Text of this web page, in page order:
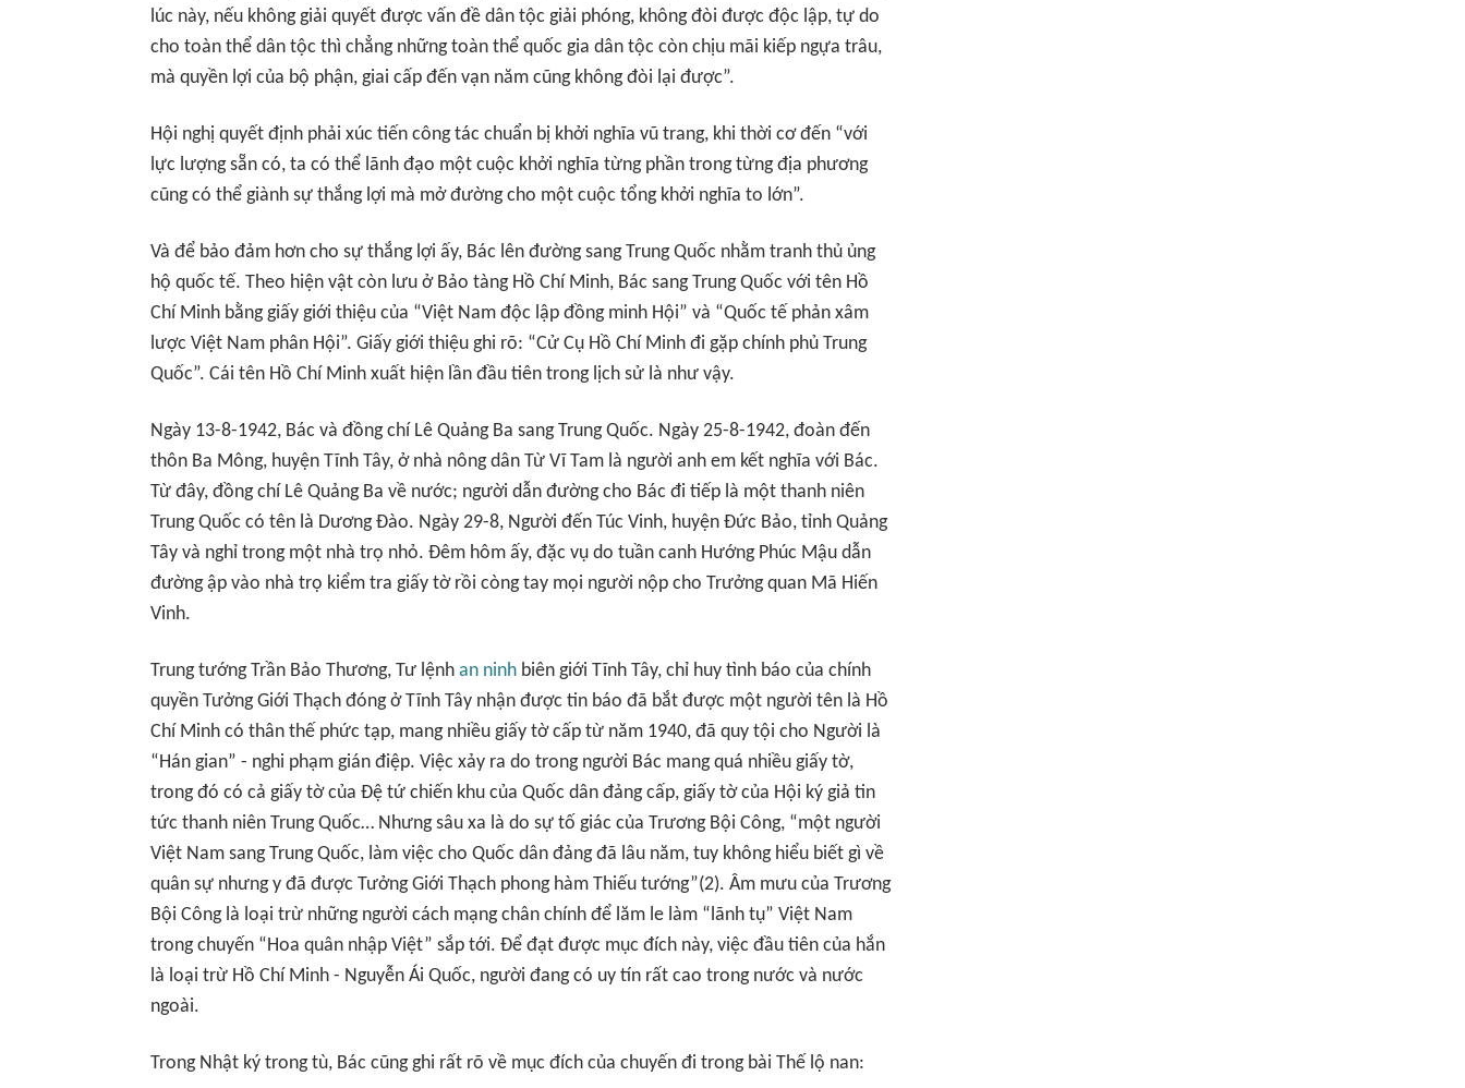
lúc này, nếu không giải quyết được vấn đề dân tộc giải phóng, không đòi được độc lập, tự do
cho toàn thể dân tộc thì chẳng những toàn thể quốc gia dân tộc còn chịu mãi kiếp ngựa trâu,
mà quyền lợi của bộ phận, giai cấp đến vạn năm cũng không đòi lại được”.
Hội nghị quyết định phải xúc tiến công tác chuẩn bị khởi nghĩa vũ trang, khi thời cơ đến “với
lực lượng sẵn có, ta có thể lãnh đạo một cuộc khởi nghĩa từng phần trong từng địa phương
cũng có thể giành sự thắng lợi mà mở đường cho một cuộc tổng khởi nghĩa to lớn”.
Và để bảo đảm hơn cho sự thắng lợi ấy, Bác lên đường sang Trung Quốc nhằm tranh thủ ủng
hộ quốc tế. Theo hiện vật còn lưu ở Bảo tàng Hồ Chí Minh, Bác sang Trung Quốc với tên Hồ
Chí Minh bằng giấy giới thiệu của “Việt Nam độc lập đồng minh Hội” và “Quốc tế phản xâm
lược Việt Nam phân Hội”. Giấy giới thiệu ghi rõ: “Cử Cụ Hồ Chí Minh đi gặp chính phủ Trung
Quốc”. Cái tên Hồ Chí Minh xuất hiện lần đầu tiên trong lịch sử là như vậy.
Ngày 13-8-1942, Bác và đồng chí Lê Quảng Ba sang Trung Quốc. Ngày 25-8-1942, đoàn đến
thôn Ba Mông, huyện Tĩnh Tây, ở nhà nông dân Từ Vĩ Tam là người anh em kết nghĩa với Bác.
Từ đây, đồng chí Lê Quảng Ba về nước; người dẫn đường cho Bác đi tiếp là một thanh niên
Trung Quốc có tên là Dương Đào. Ngày 29-8, Người đến Túc Vinh, huyện Đức Bảo, tỉnh Quảng
Tây và nghỉ trong một nhà trọ nhỏ. Đêm hôm ấy, đặc vụ do tuần canh Hướng Phúc Mậu dẫn
đường ập vào nhà trọ kiểm tra giấy tờ rồi còng tay mọi người nộp cho Trưởng quan Mã Hiến
Vinh.
Trung tướng Trần Bảo Thương, Tư lệnh an ninh biên giới Tĩnh Tây, chỉ huy tình báo của chính
quyền Tưởng Giới Thạch đóng ở Tĩnh Tây nhận được tin báo đã bắt được một người tên là Hồ
Chí Minh có thân thế phức tạp, mang nhiều giấy tờ cấp từ năm 1940, đã quy tội cho Người là
“Hán gian” - nghi phạm gián điệp. Việc xảy ra do trong người Bác mang quá nhiều giấy tờ,
trong đó có cả giấy tờ của Đệ tứ chiến khu của Quốc dân đảng cấp, giấy tờ của Hội ký giả tin
tức thanh niên Trung Quốc… Nhưng sâu xa là do sự tố giác của Trương Bội Công, “một người
Việt Nam sang Trung Quốc, làm việc cho Quốc dân đảng đã lâu năm, tuy không hiểu biết gì về
quân sự nhưng y đã được Tưởng Giới Thạch phong hàm Thiếu tướng”(2). Âm mưu của Trương
Bội Công là loại trừ những người cách mạng chân chính để lăm le làm “lãnh tụ” Việt Nam
trong chuyến “Hoa quân nhập Việt” sắp tới. Để đạt được mục đích này, việc đầu tiên của hắn
là loại trừ Hồ Chí Minh - Nguyễn Ái Quốc, người đang có uy tín rất cao trong nước và nước
ngoài.
Trong Nhật ký trong tù, Bác cũng ghi rất rõ về mục đích của chuyến đi trong bài Thế lộ nan: